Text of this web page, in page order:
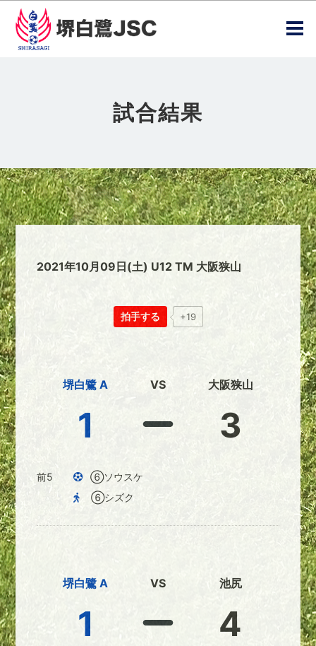
試合結果
2021年10月09日(土) U12 TM 大阪狭山
拍手する +19
堺白鷺 A
1
VS 大阪狭山
3
前5
⑥ソウスケ
⑥シズク
堺白鷺 A
1
VS 池尻
4